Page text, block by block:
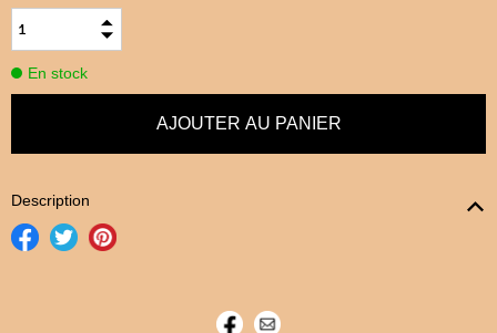
En stock
Description